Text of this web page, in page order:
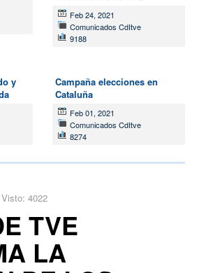
Feb 24, 2021
Comunicados CdItve
9188
y
Campaña elecciones en
Cataluña
Feb 01, 2021
Comunicados CdItve
8274
Visto: 4022
TVE
LA